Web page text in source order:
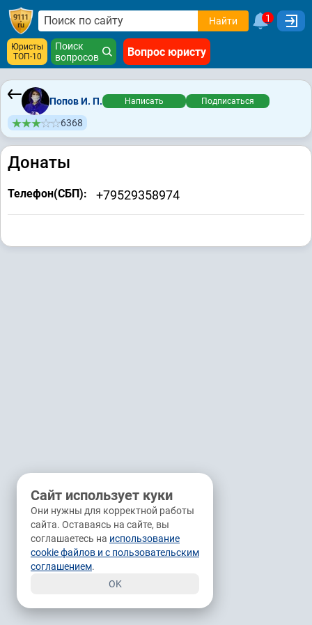
Найти 1
Юристы
ТОП-10
Поиск
вопросов
Вопрос юристу
Попов И. П. Написать Подписаться
6368
Донаты
Телефон(СБП): +79529358974
Сайт использует куки
Они нужны для корректной работы
сайта. Оставаясь на сайте, вы
соглашаетесь на использование
cookie файлов и с пользовательским
соглашением.
OK